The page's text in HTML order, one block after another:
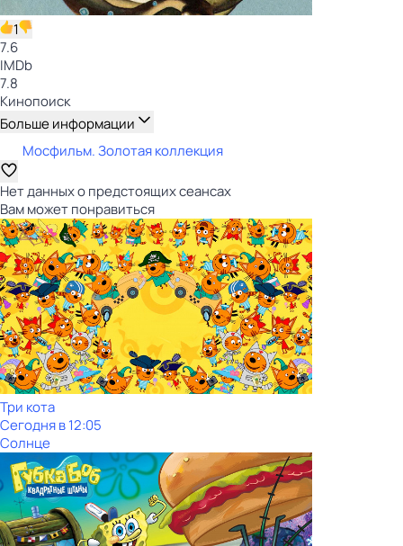
1
7.6
IMDb
7.8
Кинопоиск
Больше информации
Мосфильм. Золотая коллекция
Нет данных о предстоящих сеансах
Вам может понравиться
Три кота
Сегодня в 12:05
Солнце